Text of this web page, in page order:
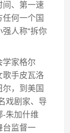
间、第一速
何一个国
人称“拆你
学家格尔
歌手皮瓦洛
，到美国
戏剧家、导
-朱加什维
监督一